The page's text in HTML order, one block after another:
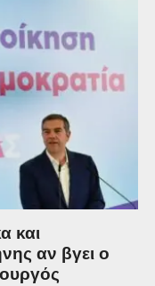
και
αν βγει ο